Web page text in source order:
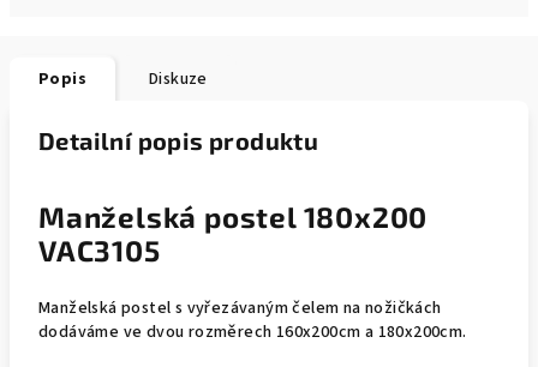
Popis Diskuze
Detailní popis produktu
Manželská postel 180x200
VAC3105
Manželská postel s vyřezávaným čelem na nožičkách
dodáváme ve dvou rozměrech 160x200cm a 180x200cm.